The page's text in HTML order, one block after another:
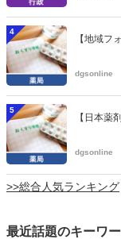
4
【地域フ
dgsonline
5
【日本薬
dgsonline
>>総合人気ランキング
最近話題のキーワ